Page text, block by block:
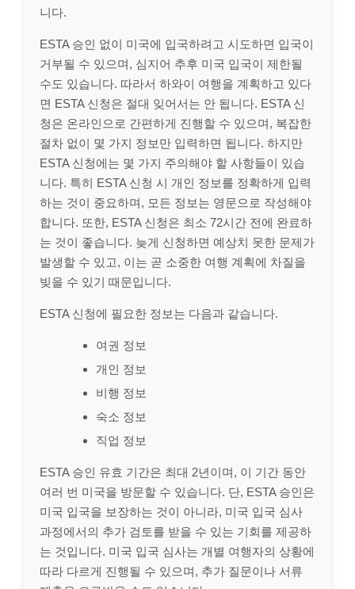
니다.
ESTA 승인 없이 미국에 입국하려고 시도하면 입국이
거부될 수 있으며, 심지어 추후 미국 입국이 제한될
수도 있습니다. 따라서 하와이 여행을 계획하고 있다
면 ESTA 신청은 절대 잊어서는 안 됩니다. ESTA 신
청은 온라인으로 간편하게 진행할 수 있으며, 복잡한
절차 없이 몇 가지 정보만 입력하면 됩니다. 하지만
ESTA 신청에는 몇 가지 주의해야 할 사항들이 있습
니다. 특히 ESTA 신청 시 개인 정보를 정확하게 입력
하는 것이 중요하며, 모든 정보는 영문으로 작성해야
합니다. 또한, ESTA 신청은 최소 72시간 전에 완료하
는 것이 좋습니다. 늦게 신청하면 예상치 못한 문제가
발생할 수 있고, 이는 곧 소중한 여행 계획에 차질을
빚을 수 있기 때문입니다.
ESTA 신청에 필요한 정보는 다음과 같습니다.
여권 정보
개인 정보
비행 정보
숙소 정보
직업 정보
ESTA 승인 유효 기간은 최대 2년이며, 이 기간 동안
여러 번 미국을 방문할 수 있습니다. 단, ESTA 승인은
미국 입국을 보장하는 것이 아니라, 미국 입국 심사
과정에서의 추가 검토를 받을 수 있는 기회를 제공하
는 것입니다. 미국 입국 심사는 개별 여행자의 상황에
따라 다르게 진행될 수 있으며, 추가 질문이나 서류